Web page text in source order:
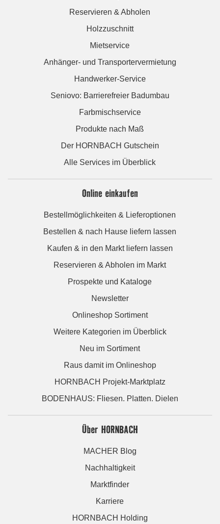
Reservieren & Abholen
Holzzuschnitt
Mietservice
Anhänger- und Transportervermietung
Handwerker-Service
Seniovo: Barrierefreier Badumbau
Farbmischservice
Produkte nach Maß
Der HORNBACH Gutschein
Alle Services im Überblick
Online einkaufen
Bestellmöglichkeiten & Lieferoptionen
Bestellen & nach Hause liefern lassen
Kaufen & in den Markt liefern lassen
Reservieren & Abholen im Markt
Prospekte und Kataloge
Newsletter
Onlineshop Sortiment
Weitere Kategorien im Überblick
Neu im Sortiment
Raus damit im Onlineshop
HORNBACH Projekt-Marktplatz
BODENHAUS: Fliesen. Platten. Dielen
Über HORNBACH
MACHER Blog
Nachhaltigkeit
Marktfinder
Karriere
HORNBACH Holding